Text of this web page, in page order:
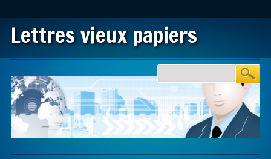
Lettres vieux papiers
Main menu